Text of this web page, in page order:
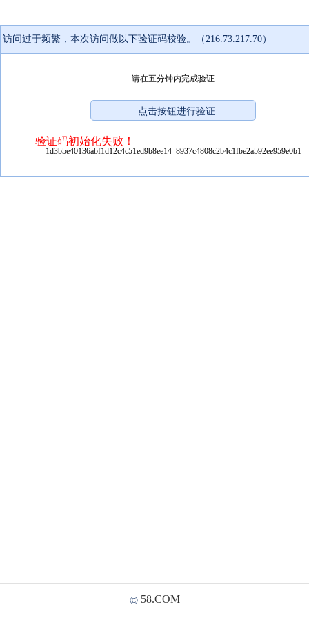
访问过于频繁，本次访问做以下验证码校验。（216.73.217.70）
请在五分钟内完成验证
验证码初始化失败！
1d3b5e40136abf1d12c4c51ed9b8ee14_8937c4808c2b4c1fbe2a592ee959e0b1
© 58.COM